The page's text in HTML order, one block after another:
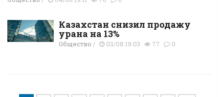
Казахстан снизил продажу
урана на 13%
Общество / 03/08 19:03 77 0